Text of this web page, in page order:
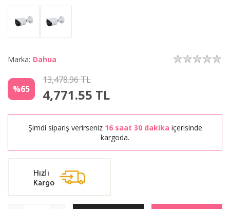
Marka: Dahua
%65
13,478.96 TL
4,771.55 TL
Şimdi sipariş verirseniz 16 saat 30 dakika içerisinde
kargoda.